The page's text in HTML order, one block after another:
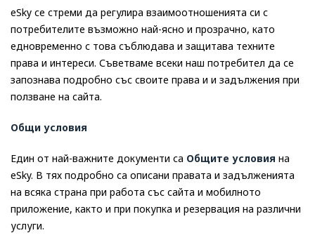
eSky се стреми да регулира взаимоотношенията си с
потребителите възможно най-ясно и прозрачно, като
едновременно с това съблюдава и защитава техните
права и интереси. Съветваме всеки наш потребител да се
запознава подробно със своите права и и задължения при
ползване на сайта.
Общи условия
Един от най-важните документи са Общите условия на
eSky. В тях подробно са описани правата и задълженията
на всяка страна при работа със сайта и мобилното
приложение, както и при покупка и резервация на различни
услуги.